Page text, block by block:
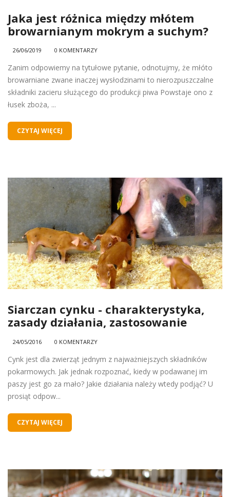
Jaka jest różnica między młótem
browarnianym mokrym a suchym?
26/06/2019 0 KOMENTARZY
Zanim odpowiemy na tytułowe pytanie, odnotujmy, że młóto
browarniane zwane inaczej wysłodzinami to nierozpuszczalne
składniki zacieru służącego do produkcji piwa Powstaje ono z
łusek zboża, ...
CZYTAJ WIĘCEJ
Siarczan cynku - charakterystyka,
zasady działania, zastosowanie
24/05/2016 0 KOMENTARZY
Cynk jest dla zwierząt jednym z najważniejszych składników
pokarmowych. Jak jednak rozpoznać, kiedy w podawanej im
paszy jest go za mało? Jakie działania należy wtedy podjąć? U
prosiąt odpow...
CZYTAJ WIĘCEJ